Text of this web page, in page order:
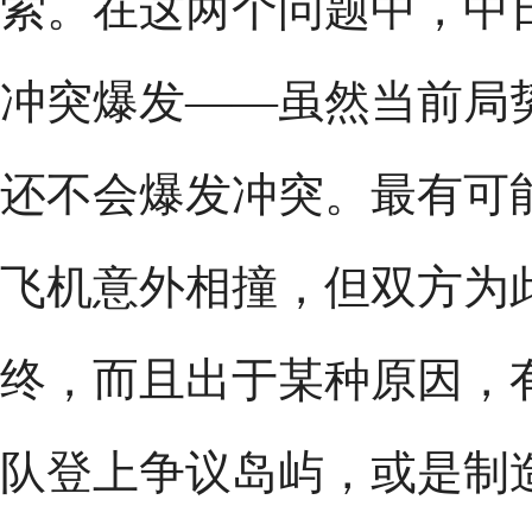
冲突爆发——虽然当前局
还不会爆发冲突。最有可
飞机意外相撞，但双方为
终，而且出于某种原因，
队登上争议岛屿，或是